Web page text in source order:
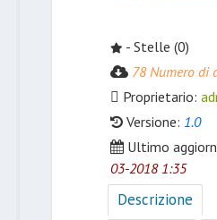
- Stelle (0)
78 Numero di
Proprietario:
Versione: 1.0
Ultimo
03-2018 1:35
Descrizione